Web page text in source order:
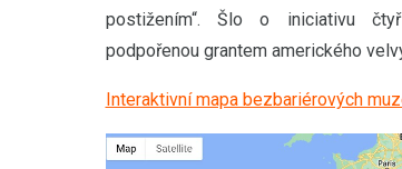
postižením“. Šlo o iniciativu
podpořenou grantem amerického
Interaktivní mapa bezbariérových